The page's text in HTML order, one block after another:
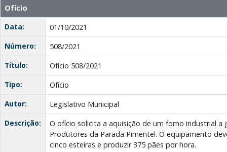
Ofício
Data:
01/10/2021
Número:
508/2021
Título:
Ofício 508/2021
Tipo:
Ofício
Autor:
Legislativo Municipal
Descrição:
O ofício solicita a aquisição de um forno industrial a
Produtores da Parada Pimentel. O equipamento
cinco esteiras e produzir 375 pães por hora.